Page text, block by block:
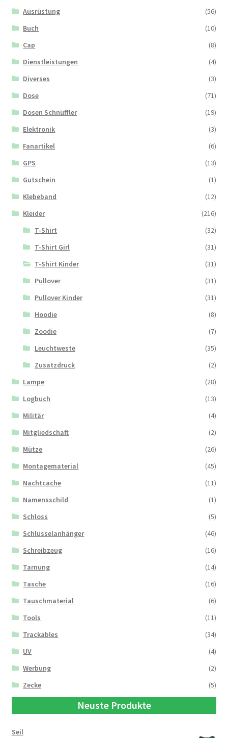
Ausrüstung
(56)
Buch
(10)
Cap
(8)
Dienstleistungen
(4)
Diverses
(3)
Dose
(71)
Dosen Schnüffler
(19)
Elektronik
(3)
Fanartikel
(6)
GPS
(13)
Gutschein
(1)
Klebeband
(12)
Kleider
(216)
T-Shirt
(32)
T-Shirt Girl
(31)
T-Shirt Kinder
(31)
Pullover
(31)
Pullover Kinder
(31)
Hoodie
(8)
Zoodie
(7)
Leuchtweste
(35)
Zusatzdruck
(2)
Lampe
(28)
Logbuch
(13)
Militär
(4)
Mitgliedschaft
(2)
Mütze
(26)
Montagematerial
(45)
Nachtcache
(11)
Namensschild
(1)
Schloss
(5)
Schlüsselanhänger
(46)
Schreibzeug
(16)
Tarnung
(14)
Tasche
(16)
Tauschmaterial
(6)
Tools
(11)
Trackables
(34)
UV
(4)
Werbung
(2)
Zecke
(5)
Neuste Produkte
Seil